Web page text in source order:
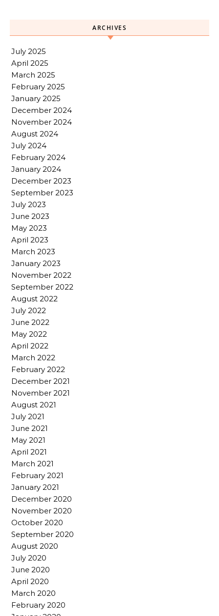
ARCHIVES
July 2025
April 2025
March 2025
February 2025
January 2025
December 2024
November 2024
August 2024
July 2024
February 2024
January 2024
December 2023
September 2023
July 2023
June 2023
May 2023
April 2023
March 2023
January 2023
November 2022
September 2022
August 2022
July 2022
June 2022
May 2022
April 2022
March 2022
February 2022
December 2021
November 2021
August 2021
July 2021
June 2021
May 2021
April 2021
March 2021
February 2021
January 2021
December 2020
November 2020
October 2020
September 2020
August 2020
July 2020
June 2020
April 2020
March 2020
February 2020